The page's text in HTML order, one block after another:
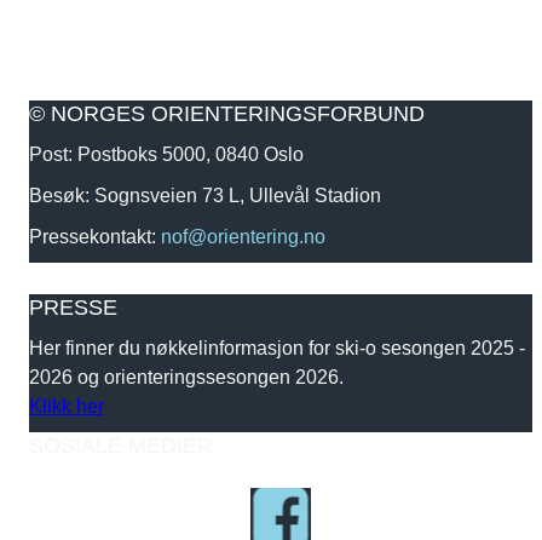
© NORGES ORIENTERINGSFORBUND
Post: Postboks 5000, 0840 Oslo
Besøk: Sognsveien 73 L, Ullevål Stadion
Pressekontakt: nof@orientering.no
PRESSE
Her finner du nøkkelinformasjon for ski-o sesongen 2025 -
2026 og orienteringssesongen 2026.
Klikk her